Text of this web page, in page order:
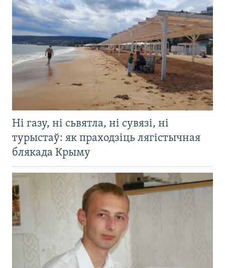
Ні газу, ні сьвятла, ні сувязі, ні
турыстаў: як праходзіць лягістычная
блякада Крыму